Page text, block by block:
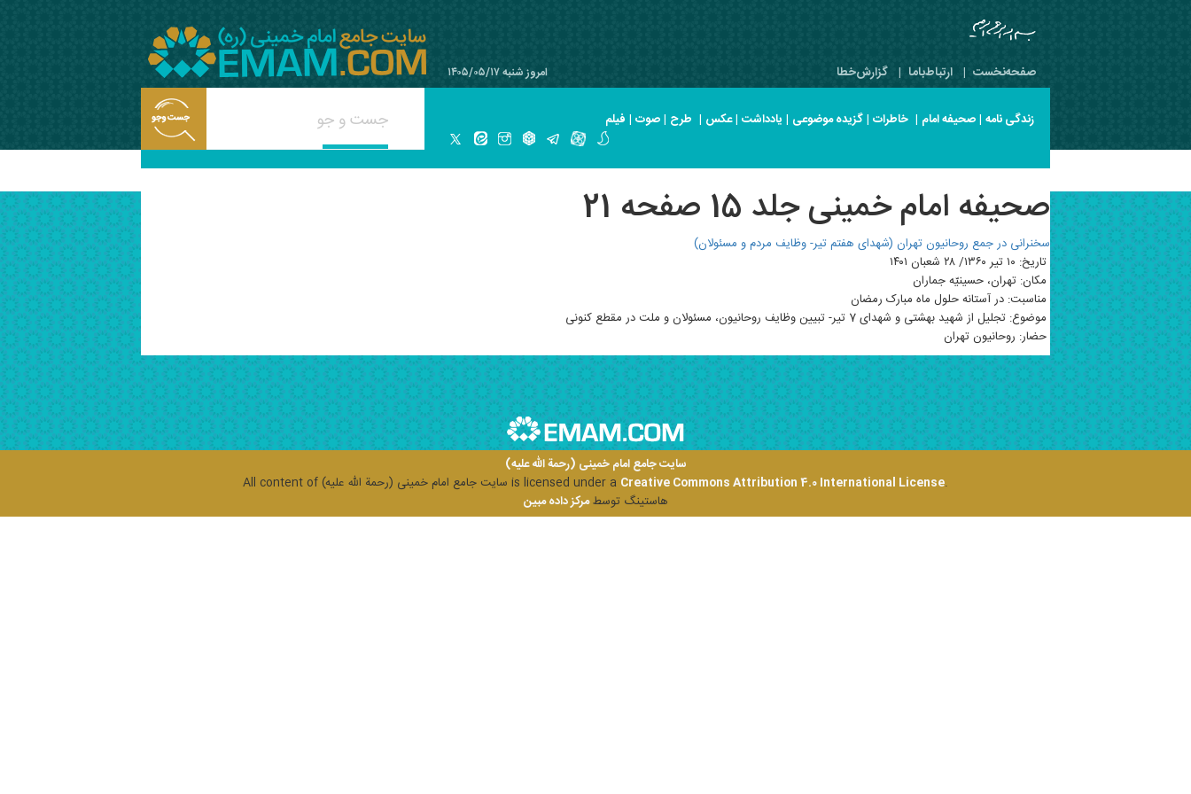
صفحه‌نخست | ارتباط‌با‌ما | گزارش‌خطا امروز شنبه ۱۴۰۵/۰۵/۱۷
زندگی نامه |صحیفه امام | خاطرات |گزیده موضوعی | یادداشت |عکس | طرح |صوت | فیلم
صحیفه امام خمینی جلد 15 صفحه 21
سخنرانی در جمع روحانیون تهران (شهدای هفتم تیر- وظایف مردم و مسئولان)
تاریخ: ۱۰ تیر ۱۳۶۰/ ۲۸ شعبان ۱۴۰۱
مکان: تهران، حسینیّه جماران
مناسبت: در آستانه حلول ماه مبارک رمضان
موضوع: تجلیل از شهید بهشتی و شهدای 7 تیر- تبیین وظایف روحانیون، مسئولان و ملت در مقطع کنونی
حضار: روحانیون تهران‌
سایت جامع امام خمینی (رحمة الله علیه)
All content of سایت جامع امام خمینی (رحمة الله علیه) is licensed under a Creative Commons Attribution 4.0 International License.
هاستینگ توسطمرکز داده مبین